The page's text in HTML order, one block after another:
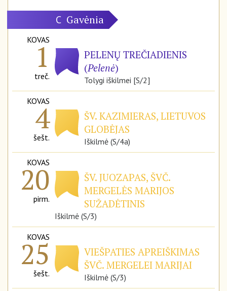
C Gavėnia
KOVAS
1
treč.
PELENŲ TREČIADIENIS
(Pelenė)
Tolygi iškilmei [S/2]
KOVAS
4
šešt.
ŠV. KAZIMIERAS, LIETUVOS
GLOBĖJAS
Iškilmė (S/4a)
KOVAS
20
pirm.
ŠV. JUOZAPAS, ŠVČ.
MERGELĖS MARIJOS
SUŽADĖTINIS
Iškilmė (S/3)
KOVAS
25
šešt.
VIEŠPATIES APREIŠKIMAS
ŠVČ. MERGELEI MARIJAI
Iškilmė (S/3)